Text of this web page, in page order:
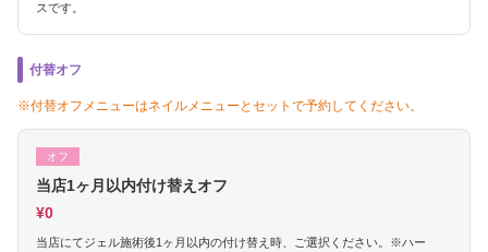
スです。
付替オフ
※付替オフメニューはネイルメニューとセットで予約してください。
オフ
当店1ヶ月以内付け替えオフ
¥0
当店にてジェル施術後1ヶ月以内の付け替え時、ご選択ください。※ハー